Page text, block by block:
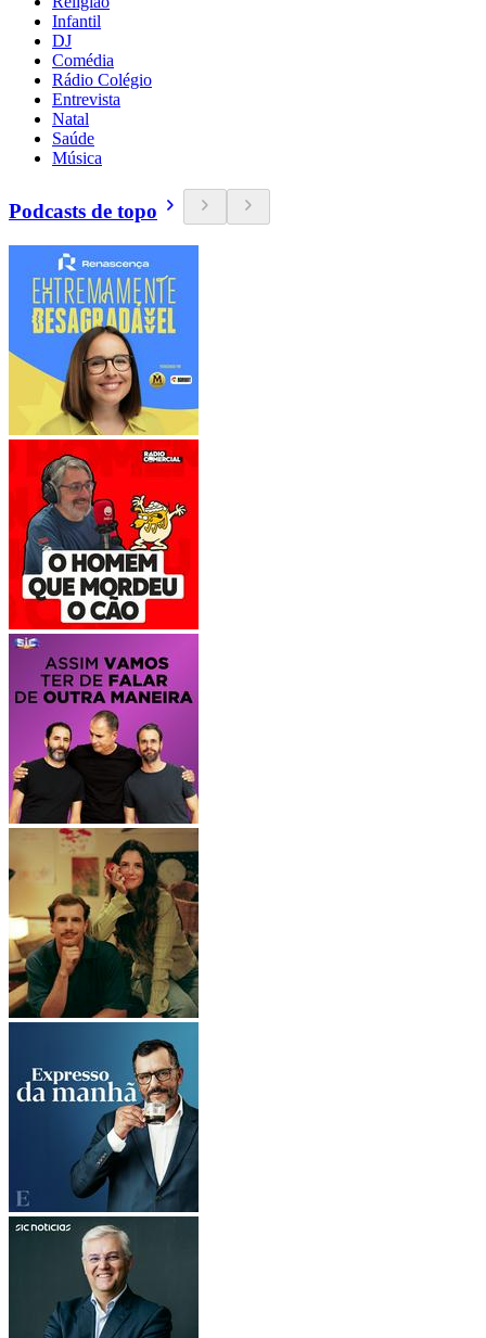
Infantil
DJ
Comédia
Rádio Colégio
Entrevista
Natal
Saúde
Música
Podcasts de topo